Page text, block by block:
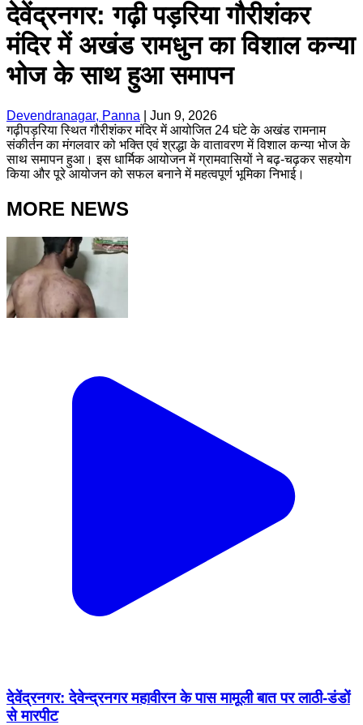
देवेंद्रनगर: गढ़ी पड़रिया गौरीशंकर
मंदिर में अखंड रामधुन का विशाल कन्या
भोज के साथ हुआ समापन
Devendranagar, Panna
Jun 9, 2026
गढ़ीपड़रिया स्थित गौरीशंकर मंदिर में आयोजित 24 घंटे के अखंड रामनाम
संकीर्तन का मंगलवार को भक्ति एवं श्रद्धा के वातावरण में विशाल कन्या भोज के
साथ समापन हुआ। इस धार्मिक आयोजन में ग्रामवासियों ने बढ़-चढ़कर सहयोग
किया और पूरे आयोजन को सफल बनाने में महत्वपूर्ण भूमिका निभाई।
MORE NEWS
देवेंद्रनगर: देवेन्द्रनगर महावीरन के पास मामूली बात पर लाठी-डंडों
से मारपीट